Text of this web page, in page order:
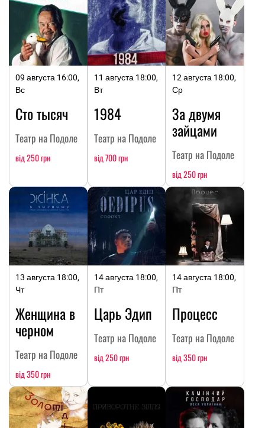
09 августа 16:00,
Вс
Сто тысяч
Театр на Подоле
від 250 грн
11 августа 18:00,
Вт
1984
Театр на Подоле
від 700 грн
12 августа 18:00,
Ср
За двумя
зайцами
Театр на Подоле
від 250 грн
13 августа 18:00,
Чт
Женщина в
черном
Театр на Подоле
від 350 грн
14 августа 18:00,
Пт
Царь Эдип
Театр на Подоле
від 250 грн
14 августа 18:00,
Пт
Процесс
Театр на Подоле
від 350 грн